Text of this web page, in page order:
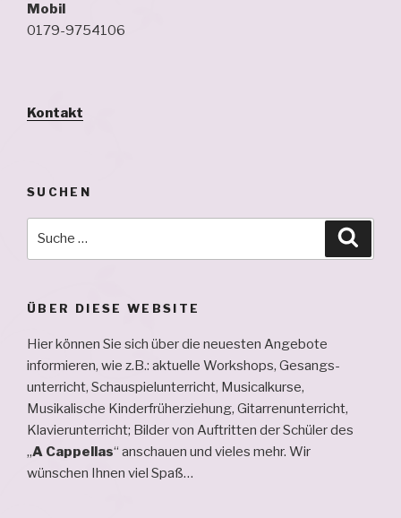
Mobil
0179-9754106
Kontakt
SUCHEN
ÜBER DIESE WEBSITE
Hier können Sie sich über die neuesten Angebote
informieren, wie z.B.: aktuelle Workshops, Ge­sangs­
unterricht, Schau­spiel­unterricht, Musical­kurse,
Musikalische Kinderfrüherziehung, Gitarren­unterricht,
Klavier­unterricht; Bilder von Auftritten der Schüler des
„A Cappellas“ an­schauen und vieles mehr. Wir
wünschen Ihnen viel Spaß…